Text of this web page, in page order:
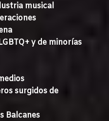
musical
y de minorías
surgidos de
Balcanes